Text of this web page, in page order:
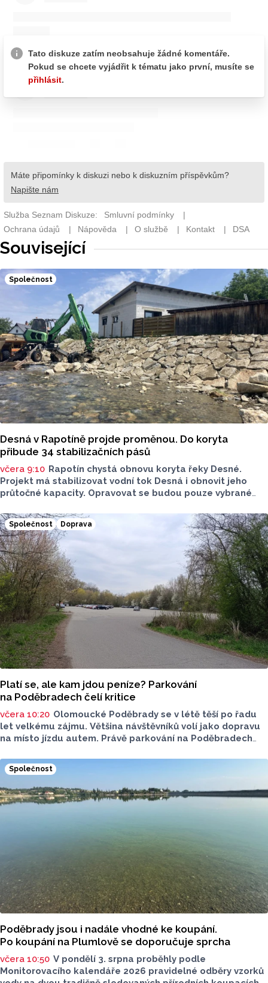
Související
Společnost
Desná v Rapotíně projde proměnou. Do koryta
přibude 34 stabilizačních pásů
včera 9:10 Rapotín chystá obnovu koryta řeky Desné.
Projekt má stabilizovat vodní tok Desná i obnovit jeho
průtočné kapacity. Opravovat se budou pouze vybrané
samostatných stavebních projektů.
Společnost Doprava
Platí se, ale kam jdou peníze? Parkování
na Poděbradech čelí kritice
včera 10:20 Olomoucké Poděbrady se v létě těší po řadu
let velkému zájmu. Většina návštěvníků volí jako dopravu
na místo jízdu autem. Právě parkování na Poděbradech
Na konci června vznikla na Facebooku stránka s názvem
Poděbrady bez závor a nelegálního parkovného, která
upozorňuje na nevyhovujcí situaci s parkováním
u oblíbeného olomouckého letoviska. Za iniciativou stojí
zastupitel města Olomouce, na jeho přání nebudeme
Společnost
Poděbrady jsou i nadále vhodné ke koupání.
Po koupání na Plumlově se doporučuje sprcha
včera 10:50 V pondělí 3. srpna proběhly podle
Monitorovacího kalendáře 2026 pravidelné odběry vzorků